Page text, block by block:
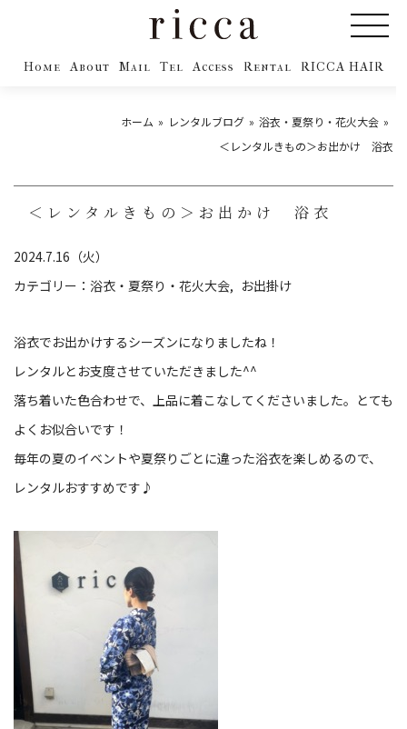
Home About Mail Tel Access Rental RICCA HAIR
ホーム レンタルブログ
浴衣・夏祭り・花火大会
＜レンタルきもの＞お出かけ 浴衣
＜レンタルきもの＞お出かけ 浴衣
2024.7.16（火）
カテゴリー： 浴衣・夏祭り・花火大会 お出掛け
浴衣でお出かけするシーズンになりましたね！
レンタルとお支度させていただきました^^
落ち着いた色合わせで、上品に着こなしてくださいました。とても
よくお似合いです！
毎年の夏のイベントや夏祭りごとに違った浴衣を楽しめるので、
レンタルおすすめです♪